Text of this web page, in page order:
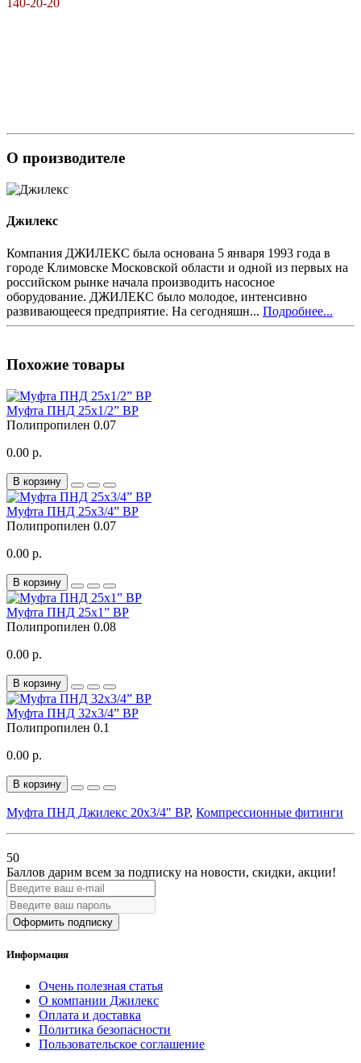
О производителе
Джилекс
Компания ДЖИЛЕКС была основана 5 января 1993 года в
городе Климовске Московской области и одной из первых на
российском рынке начала производить насосное
оборудование. ДЖИЛЕКС было молодое, интенсивно
развивающееся предприятие. На сегодняшн... Подробнее...
Похожие товары
Муфта ПНД 25x1/2” ВР
Полипропилен 0.07
0.00 р.
В корзину
Муфта ПНД 25x3/4” ВР
Полипропилен 0.07
0.00 р.
В корзину
Муфта ПНД 25x1” ВР
Полипропилен 0.08
0.00 р.
В корзину
Муфта ПНД 32x3/4” ВР
Полипропилен 0.1
0.00 р.
В корзину
Муфта ПНД Джилекс 20x3/4" ВР, Компрессионные фитинги
50
Баллов дарим всем за подписку на новости, скидки, акции!
Оформить подписку
Информация
Очень полезная статья
О компании Джилекс
Оплата и доставка
Политика безопасности
Пользовательское соглашение